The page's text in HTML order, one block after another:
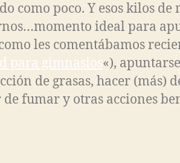
como poco. Y esos kilos de
ideal para
les comentábamos
para gimnasios«),
de grasas, hacer (más)
de fumar y otras acciones